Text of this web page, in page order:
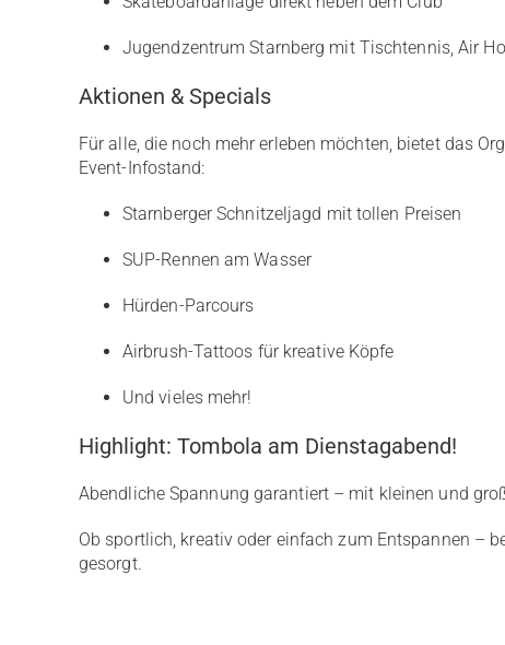
Jugendzentrum Starnberg mit Tischtennis, Air
Aktionen & Specials
Für alle, die noch mehr erleben möchten, bietet das
Event-Infostand:
Starnberger Schnitzeljagd mit tollen Preisen
SUP-Rennen am Wasser
Hürden-Parcours
Airbrush-Tattoos für kreative Köpfe
Und vieles mehr!
Highlight: Tombola am Dienstagabend!
Abendliche Spannung garantiert – mit kleinen und
Ob sportlich, kreativ oder einfach zum Entspannen –
gesorgt.